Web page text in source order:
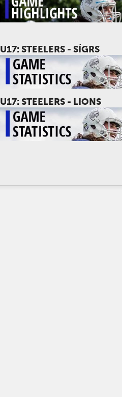
U17: STEELERS - SÍGRS
U17: STEELERS - LIONS